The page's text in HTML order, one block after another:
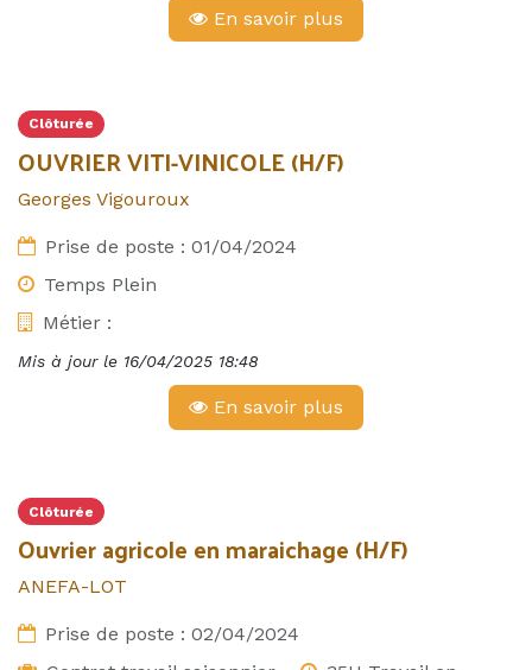
En savoir plus
Clôturée
OUVRIER VITI-VINICOLE (H/F)
Georges Vigouroux
Prise de poste : 01/04/2024
Temps Plein
Métier :
Mis à jour le 16/04/2025 18:48
En savoir plus
Clôturée
Ouvrier agricole en maraichage (H/F)
ANEFA-LOT
Prise de poste : 02/04/2024